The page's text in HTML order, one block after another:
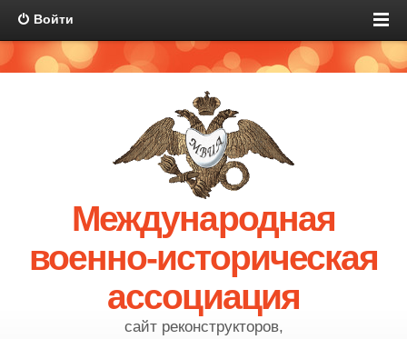
Войти
Международная
военно-историческая
ассоциация
сайт реконструкторов,